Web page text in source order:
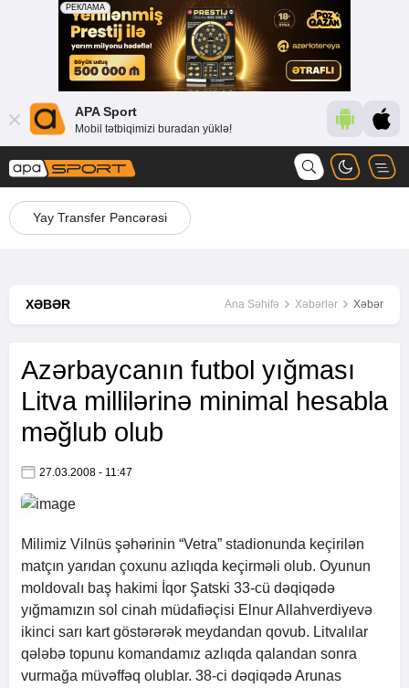
APA Sport
Mobil tətbiqimizi buradan yüklə!
Yay Transfer Pəncərəsi
XƏBƏR Ana Səhifə Xəbərlər Xəbər
Azərbaycanın futbol yığması
Litva millilərinə minimal hesabla
məğlub olub
27.03.2008 - 11:47
Milimiz Vilnüs şəhərinin “Vetra” stadionunda keçirilən
matçın yarıdan çoxunu azlıqda keçirməli olub. Oyunun
moldovalı baş hakimi İqor Şatski 33-cü dəqiqədə
yığmamızın sol cinah müdafiəçisi Elnur Allahverdiyevə
ikinci sarı kart göstərərək meydandan qovub. Litvalılar
qələbə topunu komandamız azlıqda qalandan sonra
vurmağa müvəffəq olublar. 38-ci dəqiqədə Arunas